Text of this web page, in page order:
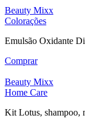
Beauty Mixx
Colorações
Emulsão Oxidante
Comprar
Beauty Mixx
Home Care
Kit Lotus, shampoo,